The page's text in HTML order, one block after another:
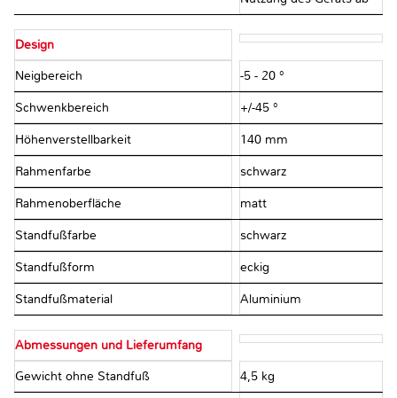
Design
Neigbereich -5 - 20 °
Schwenkbereich +/-45 °
Höhenverstellbarkeit 140 mm
Rahmenfarbe schwarz
Rahmenoberfläche matt
Standfußfarbe schwarz
Standfußform eckig
Standfußmaterial Aluminium
Abmessungen und Lieferumfang
Gewicht ohne Standfuß 4,5 kg